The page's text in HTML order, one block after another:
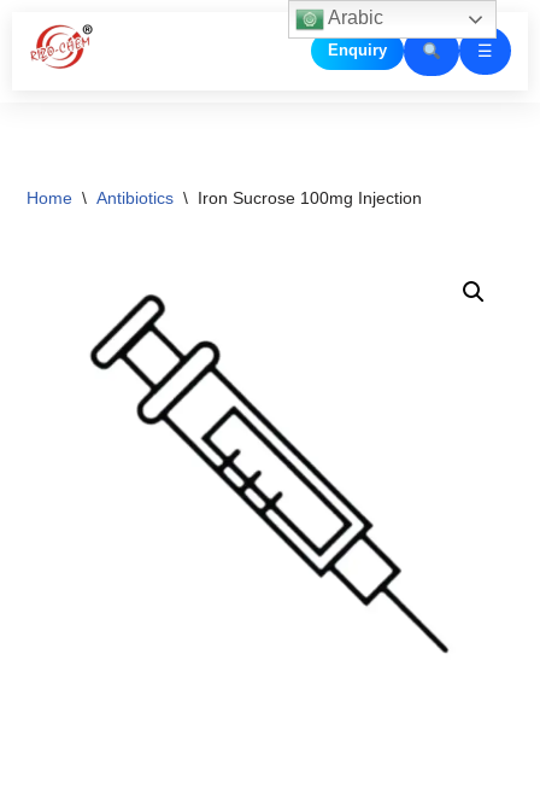
Skip
Enquiry ☰
Home \ Antibiotics \ Iron Sucrose 100mg Injection
Arabic